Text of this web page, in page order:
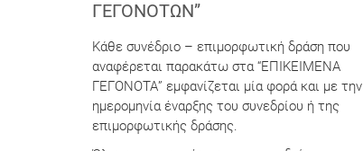
ΓΕΓΟΝΌΤΩΝ”
Κάθε συνέδριο – επιμορφωτική δράση που
αναφέρεται παρακάτω στα “ΕΠΙΚΕΙΜΕΝΑ
ΓΕΓΟΝΟΤΑ” εμφανίζεται μία φορά και με την
ημερομηνία έναρξης του συνεδρίου ή της
επιμορφωτικής δράσης.